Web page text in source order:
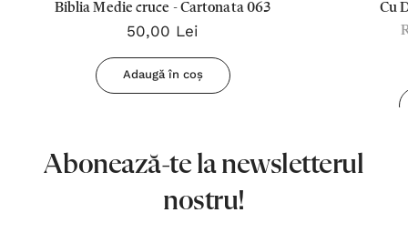
Biblia Medie cruce - Cartonata 063
50,00 Lei
Adaugă în coș
Cu
Abonează-te la newsletterul
nostru!